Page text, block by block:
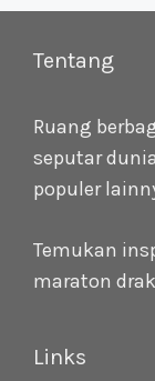
Tentang
Ruang
seputar
populer
Temukan
maraton
Links